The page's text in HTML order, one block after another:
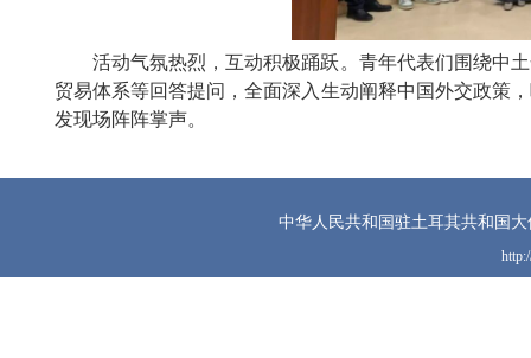
活动气氛热烈，互动积极踊跃。青年代表们围绕中土
贸易体系等回答提问，全面深入生动阐释中国外交政策
发现场阵阵掌声。
中华人民共和国驻土耳其共和国大